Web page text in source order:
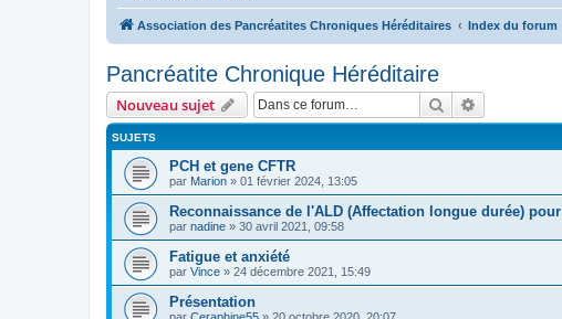
Association des Pancréatites Chroniques Héréditaires Index du forum
Pancréatite Chronique Héréditaire
Nouveau sujet Rechercher
SUJETS
PCH et gene CFTR
par Marion » 01 février 2024, 13:05
Reconnaissance de l'ALD (Affectation longue durée)
par nadine » 30 avril 2021, 09:58
Fatigue et anxiété
par Vince » 24 décembre 2021, 15:49
Présentation
par Ceraphine55 » 20 octobre 2020, 20:07